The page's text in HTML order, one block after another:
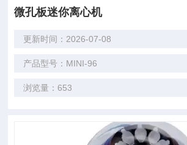
微孔板迷你离心机
更新时间：2026-07-08
产品型号：MINI-96
浏览量：653